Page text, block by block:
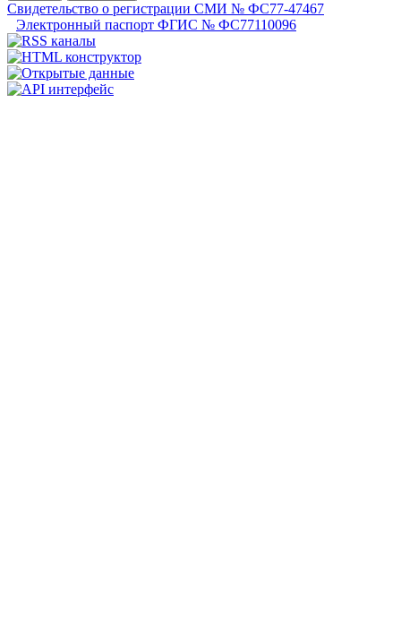
Свидетельство о регистрации СМИ № ФС77-47467
Электронный паспорт ФГИС № ФС77110096